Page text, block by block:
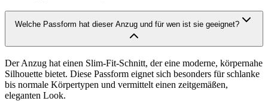
Welche Passform hat dieser Anzug und für wen ist sie geeignet?
Der Anzug hat einen Slim-Fit-Schnitt, der eine moderne, körpernahe
Silhouette bietet. Diese Passform eignet sich besonders für schlanke
bis normale Körpertypen und vermittelt einen zeitgemäßen,
eleganten Look.